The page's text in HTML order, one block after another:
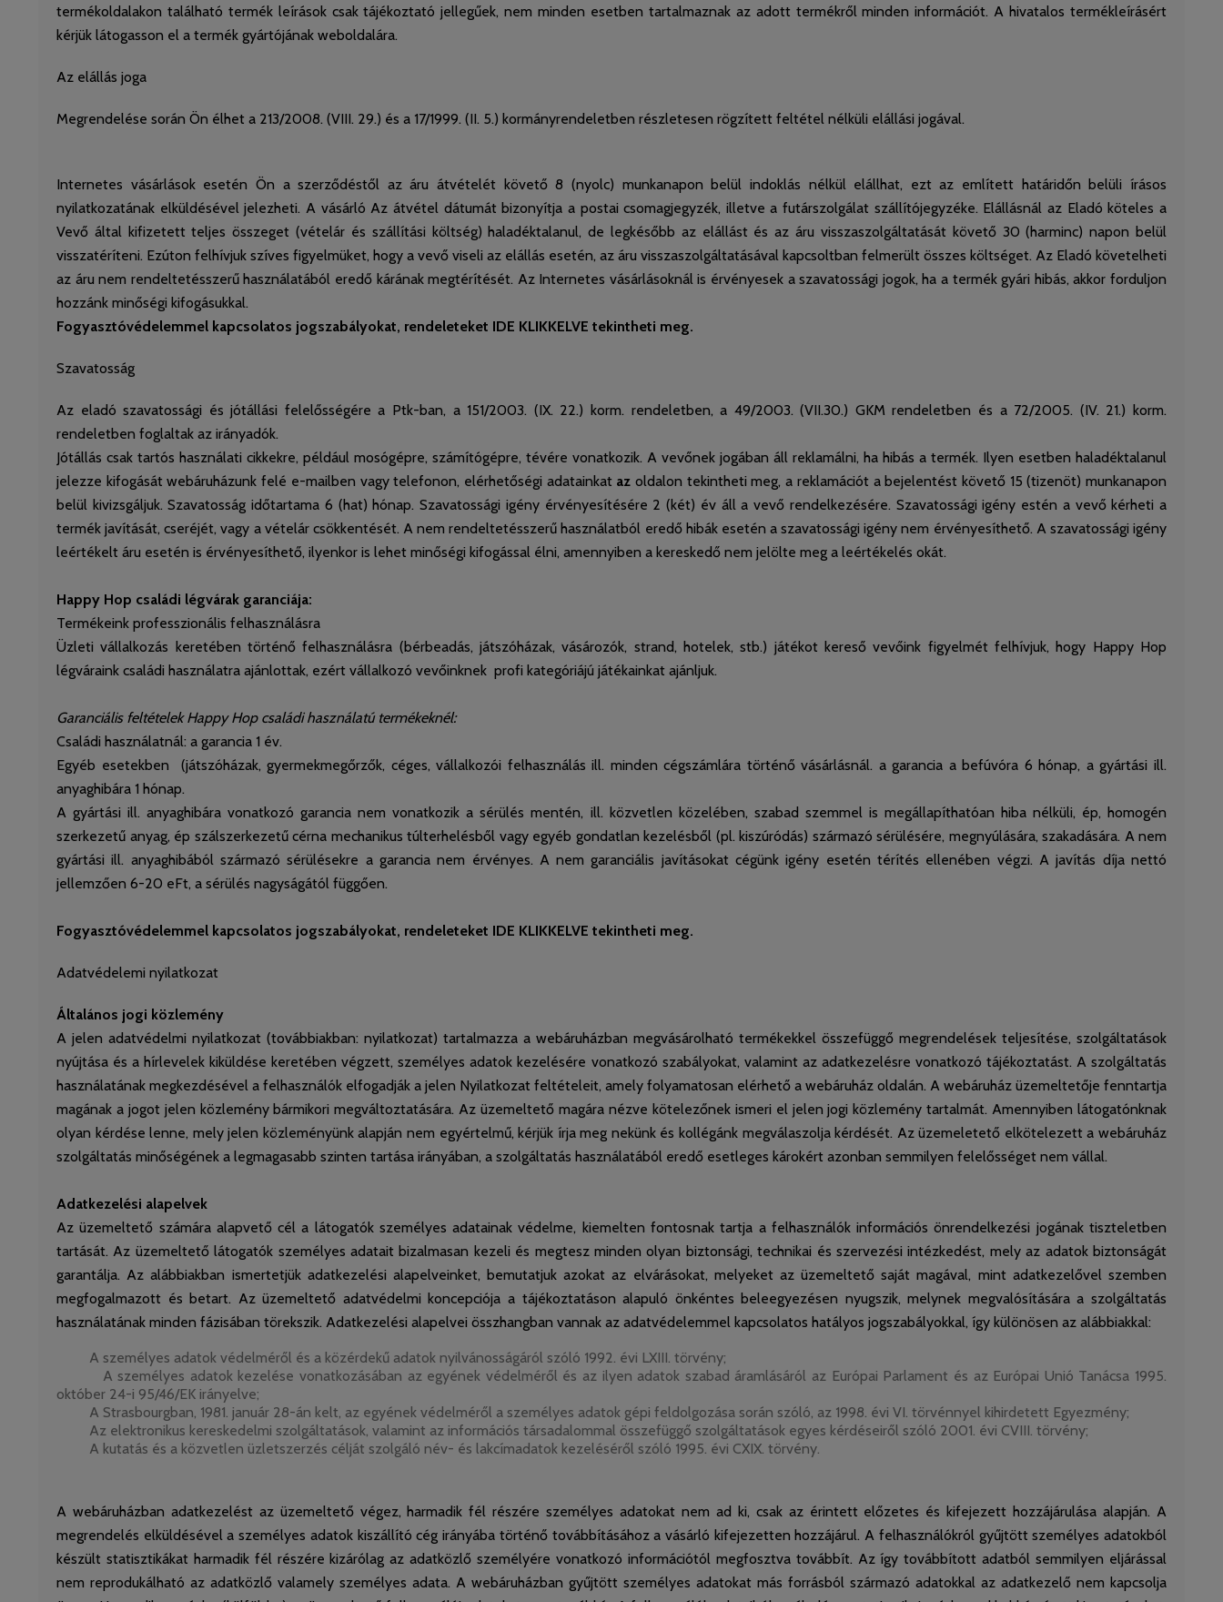
termékoldalakon található termék leírások csak tájékoztató jellegűek, nem minden esetben tartalmaznak az adott termékről minden információt. A hivatalos termékleírásért
kérjük látogasson el a termék gyártójának weboldalára.
Az elállás joga
Megrendelése során Ön élhet a 213/2008. (VIII. 29.) és a 17/1999. (II. 5.) kormányrendeletben részletesen rögzített feltétel nélküli elállási jogával.
Internetes vásárlások esetén Ön a szerződéstől az áru átvételét követő 8 (nyolc) munkanapon belül indoklás nélkül elállhat, ezt az említett határidőn belüli írásos
nyilatkozatának elküldésével jelezheti. A vásárló Az átvétel dátumát bizonyítja a postai csomagjegyzék, illetve a futárszolgálat szállítójegyzéke. Elállásnál az Eladó köteles a
Vevő által kifizetett teljes összeget (vételár és szállítási költség) haladéktalanul, de legkésőbb az elállást és az áru visszaszolgáltatását követő 30 (harminc) napon belül
visszatéríteni. Ezúton felhívjuk szíves figyelmüket, hogy a vevő viseli az elállás esetén, az áru visszaszolgáltatásával kapcsoltban felmerült összes költséget. Az Eladó követelheti
az áru nem rendeltetésszerű használatából eredő kárának megtérítését. Az Internetes vásárlásoknál is érvényesek a szavatossági jogok, ha a termék gyári hibás, akkor forduljon
hozzánk minőségi kifogásukkal.
Fogyasztóvédelemmel kapcsolatos jogszabályokat, rendeleteket IDE KLIKKELVE tekintheti meg.
Szavatosság
Az eladó szavatossági és jótállási felelősségére a Ptk-ban, a 151/2003. (IX. 22.) korm. rendeletben, a 49/2003. (VII.30.) GKM rendeletben és a 72/2005. (IV. 21.) korm.
rendeletben foglaltak az irányadók.
Jótállás csak tartós használati cikkekre, például mosógépre, számítógépre, tévére vonatkozik. A vevőnek jogában áll reklamálni, ha hibás a termék. Ilyen esetben haladéktalanul
jelezze kifogását webáruházunk felé e-mailben vagy telefonon, elérhetőségi adatainkat az oldalon tekintheti meg, a reklamációt a bejelentést követő 15 (tizenöt) munkanapon
belül kivizsgáljuk. Szavatosság időtartama 6 (hat) hónap. Szavatossági igény érvényesítésére 2 (két) év áll a vevő rendelkezésére. Szavatossági igény estén a vevő kérheti a
termék javítását, cseréjét, vagy a vételár csökkentését. A nem rendeltetésszerű használatból eredő hibák esetén a szavatossági igény nem érvényesíthető. A szavatossági igény
leértékelt áru esetén is érvényesíthető, ilyenkor is lehet minőségi kifogással élni, amennyiben a kereskedő nem jelölte meg a leértékelés okát.
Happy Hop családi légvárak garanciája:
Termékeink professzionális felhasználásra
Üzleti vállalkozás keretében történő felhasználásra (bérbeadás, játszóházak, vásározók, strand, hotelek, stb.) játékot kereső vevőink figyelmét felhívjuk, hogy Happy Hop
légváraink családi használatra ajánlottak, ezért vállalkozó vevőinknek profi kategóriájú játékainkat ajánljuk.
Garanciális feltételek Happy Hop családi használatú termékeknél:
Családi használatnál: a garancia 1 év.
Egyéb esetekben (játszóházak, gyermekmegőrzők, céges, vállalkozói felhasználás ill. minden cégszámlára történő vásárlásnál. a garancia a befúvóra 6 hónap, a gyártási ill.
anyaghibára 1 hónap.
A gyártási ill. anyaghibára vonatkozó garancia nem vonatkozik a sérülés mentén, ill. közvetlen közelében, szabad szemmel is megállapíthatóan hiba nélküli, ép, homogén
szerkezetű anyag, ép szálszerkezetű cérna mechanikus túlterhelésből vagy egyéb gondatlan kezelésből (pl. kiszúródás) származó sérülésére, megnyúlására, szakadására. A nem
gyártási ill. anyaghibából származó sérülésekre a garancia nem érvényes. A nem garanciális javításokat cégünk igény esetén térítés ellenében végzi. A javítás díja nettó
jellemzően 6-20 eFt, a sérülés nagyságától függően.
Fogyasztóvédelemmel kapcsolatos jogszabályokat, rendeleteket IDE KLIKKELVE tekintheti meg.
Adatvédelemi nyilatkozat
Általános jogi közlemény
A jelen adatvédelmi nyilatkozat (továbbiakban: nyilatkozat) tartalmazza a webáruházban megvásárolható termékekkel összefüggő megrendelések teljesítése, szolgáltatások
nyújtása és a hírlevelek kiküldése keretében végzett, személyes adatok kezelésére vonatkozó szabályokat, valamint az adatkezelésre vonatkozó tájékoztatást. A szolgáltatás
használatának megkezdésével a felhasználók elfogadják a jelen Nyilatkozat feltételeit, amely folyamatosan elérhető a webáruház oldalán. A webáruház üzemeltetője fenntartja
magának a jogot jelen közlemény bármikori megváltoztatására. Az üzemeltető magára nézve kötelezőnek ismeri el jelen jogi közlemény tartalmát. Amennyiben látogatónknak
olyan kérdése lenne, mely jelen közleményünk alapján nem egyértelmű, kérjük írja meg nekünk és kollégánk megválaszolja kérdését. Az üzemeletető elkötelezett a webáruház
szolgáltatás minőségének a legmagasabb szinten tartása irányában, a szolgáltatás használatából eredő esetleges károkért azonban semmilyen felelősséget nem vállal.
Adatkezelési alapelvek
Az üzemeltető számára alapvető cél a látogatók személyes adatainak védelme, kiemelten fontosnak tartja a felhasználók információs önrendelkezési jogának tiszteletben
tartását. Az üzemeltető látogatók személyes adatait bizalmasan kezeli és megtesz minden olyan biztonsági, technikai és szervezési intézkedést, mely az adatok biztonságát
garantálja. Az alábbiakban ismertetjük adatkezelési alapelveinket, bemutatjuk azokat az elvárásokat, melyeket az üzemeltető saját magával, mint adatkezelővel szemben
megfogalmazott és betart. Az üzemeltető adatvédelmi koncepciója a tájékoztatáson alapuló önkéntes beleegyezésen nyugszik, melynek megvalósítására a szolgáltatás
használatának minden fázisában törekszik. Adatkezelési alapelvei összhangban vannak az adatvédelemmel kapcsolatos hatályos jogszabályokkal, így különösen az alábbiakkal:
A személyes adatok védelméről és a közérdekű adatok nyilvánosságáról szóló 1992. évi LXIII. törvény;
A személyes adatok kezelése vonatkozásában az egyének védelméről és az ilyen adatok szabad áramlásáról az Európai Parlament és az Európai Unió Tanácsa 1995.
október 24-i 95/46/EK irányelve;
A Strasbourgban, 1981. január 28-án kelt, az egyének védelméről a személyes adatok gépi feldolgozása során szóló, az 1998. évi VI. törvénnyel kihirdetett Egyezmény;
Az elektronikus kereskedelmi szolgáltatások, valamint az információs társadalommal összefüggő szolgáltatások egyes kérdéseiről szóló 2001. évi CVIII. törvény;
A kutatás és a közvetlen üzletszerzés célját szolgáló név- és lakcímadatok kezeléséről szóló 1995. évi CXIX. törvény.
A webáruházban adatkezelést az üzemeltető végez, harmadik fél részére személyes adatokat nem ad ki, csak az érintett előzetes és kifejezett hozzájárulása alapján. A
megrendelés elküldésével a személyes adatok kiszállító cég irányába történő továbbításához a vásárló kifejezetten hozzájárul. A felhasználókról gyűjtött személyes adatokból
készült statisztikákat harmadik fél részére kizárólag az adatközlő személyére vonatkozó információtól megfosztva továbbít. Az így továbbított adatból semmilyen eljárással
nem reprodukálható az adatközlő valamely személyes adata. A webáruházban gyűjtött személyes adatokat más forrásból származó adatokkal az adatkezelő nem kapcsolja